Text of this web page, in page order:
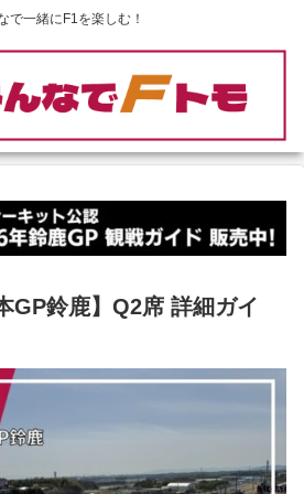
で一緒にF1を楽しむ！
GP鈴鹿】Q2席 詳細ガイ